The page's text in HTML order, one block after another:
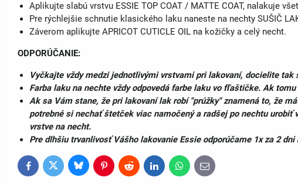
Aplikujte slabú vrstvu ESSIE TOP COAT / MATTE COAT, nalakuje
Pre rýchlejšie schnutie klasického laku naneste na nechty SUŠIČ
Záverom aplikujte APRICOT CUTICLE OIL na kožičky a celý necht.
ODPORÚČANIE:
Vyčkajte vždy medzi jednotlivými vrstvami pri lakovaní, docielite tak
Farba laku na nechte vždy odpovedá farbe laku vo fľaštičke. Ak
Ak sa Vám stane, že pri lakovaní lak robí "prúžky" znamená to, že
potrebné si nechať štetček viac namočený a radšej po nechtu
vrstve na necht.
Pre dlhšiu trvanlivosť Vášho lakovanie Essie odporúčame 1x za 2
FacebookTwitter BlueskyPinterestReddit LinkedInWhatsApp
E-
mail